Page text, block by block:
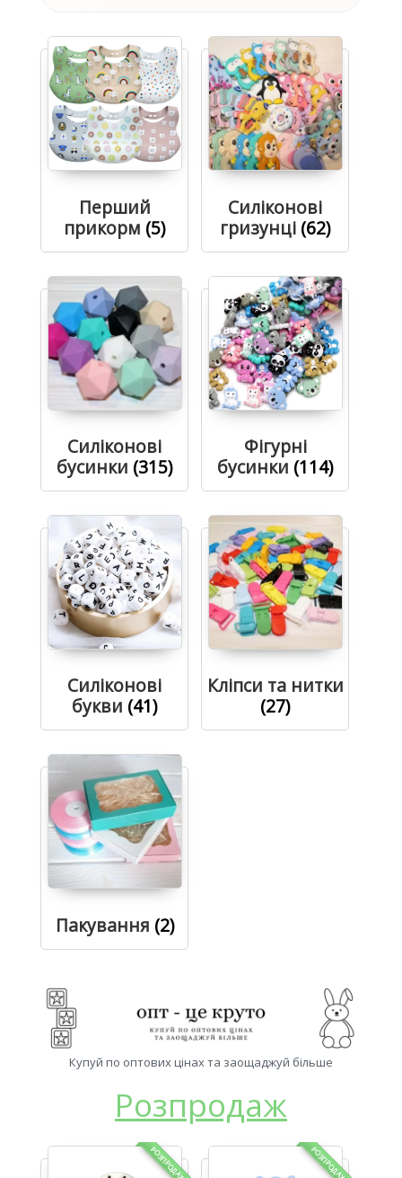
Перший
прикорм (5)
Силіконові
гризунці (62)
Силіконові
бусинки (315)
Фігурні
бусинки (114)
Силіконові
букви (41)
Кліпси та нитки
(27)
Пакування (2)
Купуй по оптових цінах та заощаджуй більше
Розпродаж
РОЗПРОДАЖ! РОЗПРОДАЖ!